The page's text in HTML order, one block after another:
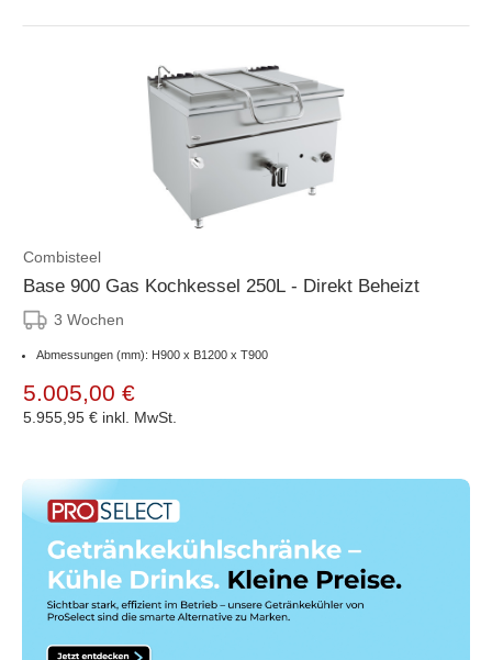
Combisteel
Base 900 Gas Kochkessel 250L - Direkt Beheizt
3 Wochen
Abmessungen (mm): H900 x B1200 x T900
5.005,00 €
5.955,95 € inkl. MwSt.